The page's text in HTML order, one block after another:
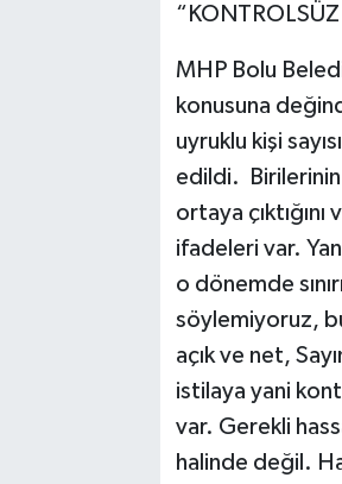
MHP Bolu
konusuna
uyruklu kişi
edildi. Birilerinin
ortaya
ifadeleri var.
o dönemde
söylemiyoruz,
açık ve net,
istilaya yani
var. Gerekli
halinde değil.